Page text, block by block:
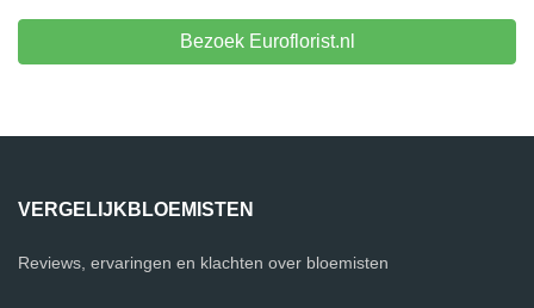
Bezoek Euroflorist.nl
VERGELIJKBLOEMISTEN
Reviews, ervaringen en klachten over bloemisten